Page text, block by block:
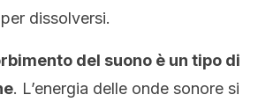
dissolversi.
del suono è un tipo di
. L’energia delle onde sonore si